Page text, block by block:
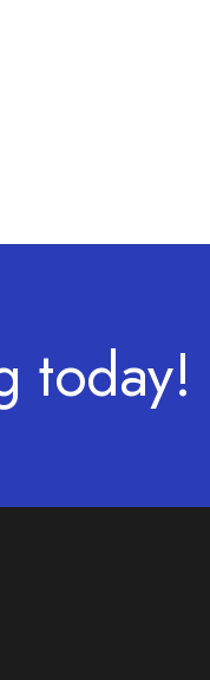
today!